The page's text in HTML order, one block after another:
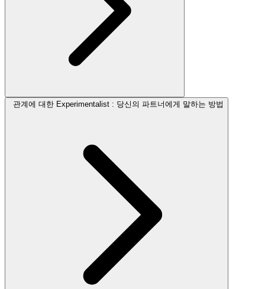
관계에 대한 Experimentalist : 당신의 파트너에게 말하는 방법